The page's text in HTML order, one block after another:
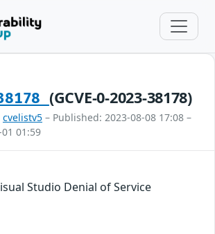
(GCVE-0-2023-38178)
cvelistv5 – Published: 2023-08-08 17:08 –
01:59
Studio Denial of Service